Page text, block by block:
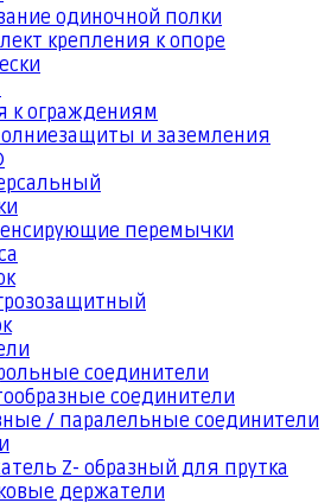
одиночной полки
крепления к опоре
к ограждениям
и заземления
перемычки
соединители
соединители
/ паралельные соединители
Z- образный для прутка
держатели